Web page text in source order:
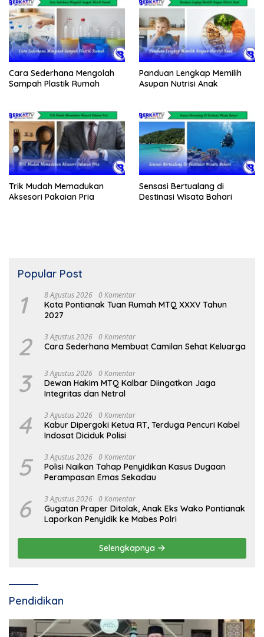
Cara Sederhana Mengolah
Sampah Plastik Rumah
Panduan Lengkap Memilih
Asupan Nutrisi Anak
Trik Mudah Memadukan
Aksesori Pakaian Pria
Sensasi Bertualang di
Destinasi Wisata Bahari
Popular Post
1 8 Agustus 2026 0 Komentar
Kota Pontianak Tuan Rumah MTQ XXXV Tahun
2027
2 3 Agustus 2026 0 Komentar
Cara Sederhana Membuat Camilan Sehat Keluarga
3 3 Agustus 2026 0 Komentar
Dewan Hakim MTQ Kalbar Diingatkan Jaga
Integritas dan Netral
4 3 Agustus 2026 0 Komentar
Kabur Dipergoki Ketua RT, Terduga Pencuri Kabel
Indosat Diciduk Polisi
5 3 Agustus 2026 0 Komentar
Polisi Naikan Tahap Penyidikan Kasus Dugaan
Perampasan Emas Sekadau
6 3 Agustus 2026 0 Komentar
Gugatan Praper Ditolak, Anak Eks Wako Pontianak
Laporkan Penyidik ke Mabes Polri
Selengkapnya
Pendidikan